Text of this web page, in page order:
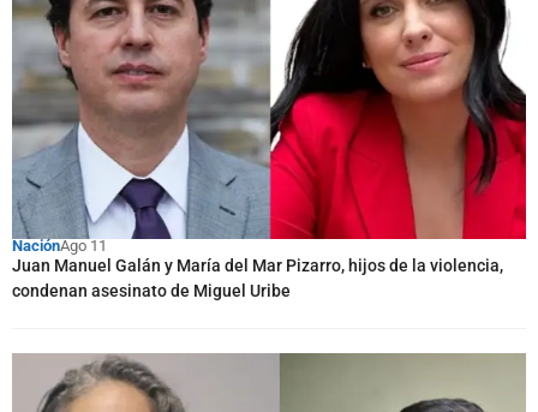
NaciónAgo 11
Juan Manuel Galán y María del Mar Pizarro, hijos de la violencia,
condenan asesinato de Miguel Uribe